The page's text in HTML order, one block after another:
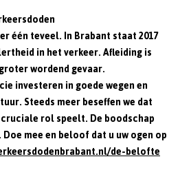
één teveel. In Brabant staat 2017
in het verkeer. Afleiding is
wordend gevaar.
investeren in goede wegen en
Steeds meer beseffen we dat
rol speelt. De boodschap
Doe mee en beloof dat u uw ogen op
de-belofte